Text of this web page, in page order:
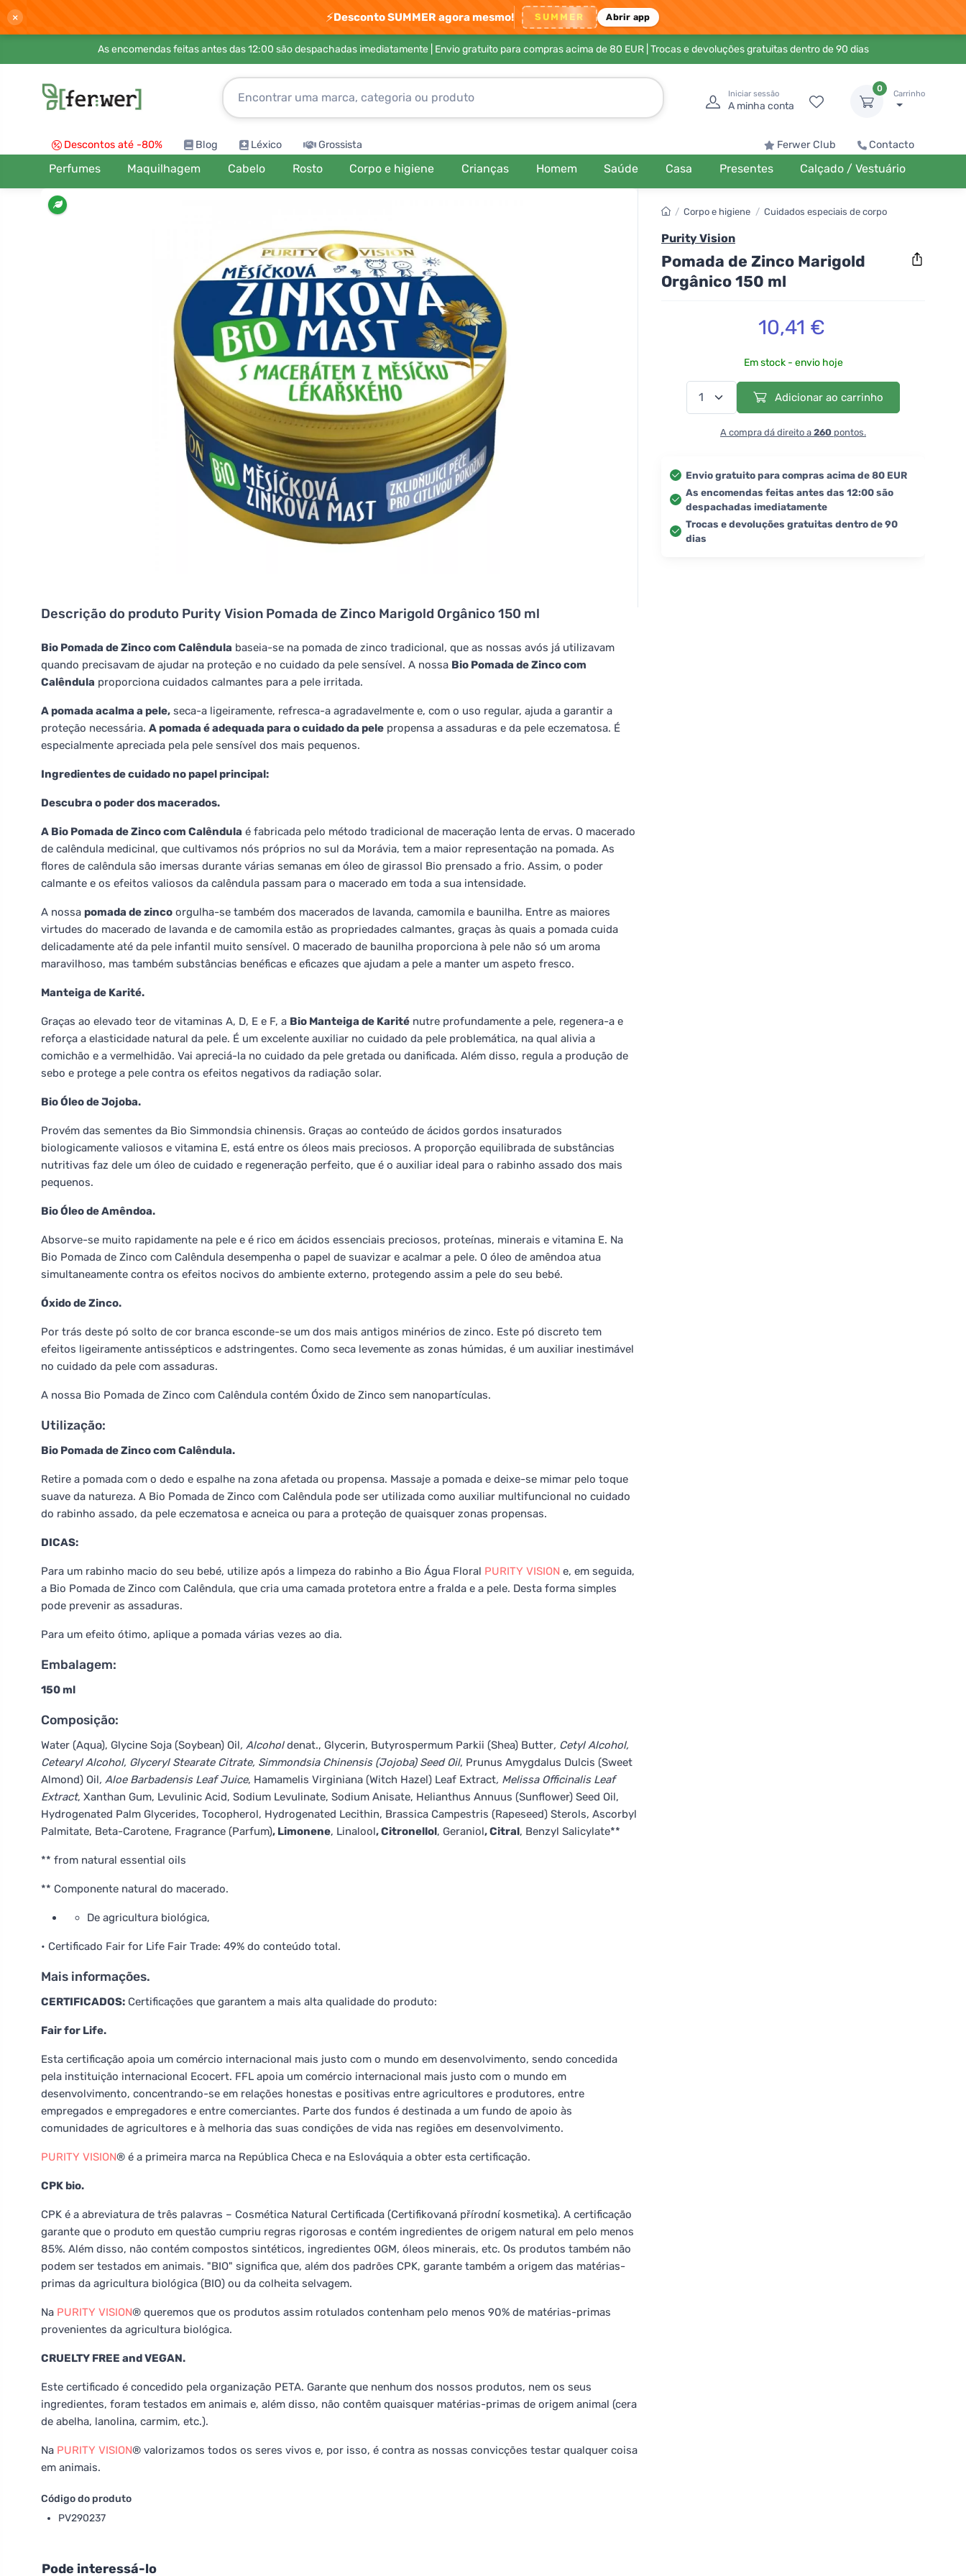
× ⚡Desconto SUMMER agora mesmo! SUMMER Abrir app
As encomendas feitas antes das 12:00 são despachadas imediatamente | Envio gratuito para compras acima de 80 EUR| Trocas e devoluções gratuitas dentro de 90 dias
Iniciar sessão
A minha conta
0
Carrinho
Descontos até -80% Blog Léxico Grossista Ferwer Club Contacto
Perfumes Maquilhagem Cabelo Rosto Corpo e higiene Crianças Homem Saúde Casa Presentes Calçado / Vestuário
Descrição do produto Purity Vision Pomada de Zinco Marigold Orgânico 150 ml
Bio Pomada de Zinco com Calêndula baseia-se na pomada de zinco tradicional, que as nossas avós já utilizavam
quando precisavam de ajudar na proteção e no cuidado da pele sensível. A nossa Bio Pomada de Zinco com
Calêndula proporciona cuidados calmantes para a pele irritada.
A pomada acalma a pele, seca-a ligeiramente, refresca-a agradavelmente e, com o uso regular, ajuda a garantir a
proteção necessária. A pomada é adequada para o cuidado da pele propensa a assaduras e da pele eczematosa. É
especialmente apreciada pela pele sensível dos mais pequenos.
Ingredientes de cuidado no papel principal:
Descubra o poder dos macerados.
A Bio Pomada de Zinco com Calêndula é fabricada pelo método tradicional de maceração lenta de ervas. O macerado
de calêndula medicinal, que cultivamos nós próprios no sul da Morávia, tem a maior representação na pomada. As
flores de calêndula são imersas durante várias semanas em óleo de girassol Bio prensado a frio. Assim, o poder
calmante e os efeitos valiosos da calêndula passam para o macerado em toda a sua intensidade.
A nossa pomada de zinco orgulha-se também dos macerados de lavanda, camomila e baunilha. Entre as maiores
virtudes do macerado de lavanda e de camomila estão as propriedades calmantes, graças às quais a pomada cuida
delicadamente até da pele infantil muito sensível. O macerado de baunilha proporciona à pele não só um aroma
maravilhoso, mas também substâncias benéficas e eficazes que ajudam a pele a manter um aspeto fresco.
Manteiga de Karité.
Graças ao elevado teor de vitaminas A, D, E e F, a Bio Manteiga de Karité nutre profundamente a pele, regenera-a e
reforça a elasticidade natural da pele. É um excelente auxiliar no cuidado da pele problemática, na qual alivia a
comichão e a vermelhidão. Vai apreciá-la no cuidado da pele gretada ou danificada. Além disso, regula a produção de
sebo e protege a pele contra os efeitos negativos da radiação solar.
Bio Óleo de Jojoba.
Provém das sementes da Bio Simmondsia chinensis. Graças ao conteúdo de ácidos gordos insaturados
biologicamente valiosos e vitamina E, está entre os óleos mais preciosos. A proporção equilibrada de substâncias
nutritivas faz dele um óleo de cuidado e regeneração perfeito, que é o auxiliar ideal para o rabinho assado dos mais
pequenos.
Bio Óleo de Amêndoa.
Absorve-se muito rapidamente na pele e é rico em ácidos essenciais preciosos, proteínas, minerais e vitamina E. Na
Bio Pomada de Zinco com Calêndula desempenha o papel de suavizar e acalmar a pele. O óleo de amêndoa atua
simultaneamente contra os efeitos nocivos do ambiente externo, protegendo assim a pele do seu bebé.
Óxido de Zinco.
Por trás deste pó solto de cor branca esconde-se um dos mais antigos minérios de zinco. Este pó discreto tem
efeitos ligeiramente antissépticos e adstringentes. Como seca levemente as zonas húmidas, é um auxiliar inestimável
no cuidado da pele com assaduras.
A nossa Bio Pomada de Zinco com Calêndula contém Óxido de Zinco sem nanopartículas.
Utilização:
Bio Pomada de Zinco com Calêndula.
Retire a pomada com o dedo e espalhe na zona afetada ou propensa. Massaje a pomada e deixe-se mimar pelo toque
suave da natureza. A Bio Pomada de Zinco com Calêndula pode ser utilizada como auxiliar multifuncional no cuidado
do rabinho assado, da pele eczematosa e acneica ou para a proteção de quaisquer zonas propensas.
DICAS:
Para um rabinho macio do seu bebé, utilize após a limpeza do rabinho a Bio Água Floral PURITY VISION e, em seguida,
a Bio Pomada de Zinco com Calêndula, que cria uma camada protetora entre a fralda e a pele. Desta forma simples
pode prevenir as assaduras.
Para um efeito ótimo, aplique a pomada várias vezes ao dia.
Embalagem:
150 ml
Composição:
Water (Aqua), Glycine Soja (Soybean) Oil, Alcoholdenat., Glycerin, Butyrospermum Parkii (Shea) Butter, Cetyl Alcohol,
Cetearyl Alcohol, Glyceryl Stearate Citrate, Simmondsia Chinensis (Jojoba) Seed Oil, Prunus Amygdalus Dulcis (Sweet
Almond) Oil, Aloe Barbadensis Leaf Juice, Hamamelis Virginiana (Witch Hazel) Leaf Extract, Melissa Officinalis Leaf
Extract, Xanthan Gum, Levulinic Acid, Sodium Levulinate, Sodium Anisate, Helianthus Annuus (Sunflower) Seed Oil,
Hydrogenated Palm Glycerides, Tocopherol, Hydrogenated Lecithin, Brassica Campestris (Rapeseed) Sterols, Ascorbyl
Palmitate, Beta-Carotene, Fragrance (Parfum), Limonene, Linalool, Citronellol, Geraniol, Citral, Benzyl Salicylate**
** from natural essential oils
** Componente natural do macerado.
De agricultura biológica,
• Certificado Fair for Life Fair Trade: 49% do conteúdo total.
Mais informações.
CERTIFICADOS: Certificações que garantem a mais alta qualidade do produto:
Fair for Life.
Esta certificação apoia um comércio internacional mais justo com o mundo em desenvolvimento, sendo concedida
pela instituição internacional Ecocert. FFL apoia um comércio internacional mais justo com o mundo em
desenvolvimento, concentrando-se em relações honestas e positivas entre agricultores e produtores, entre
empregados e empregadores e entre comerciantes. Parte dos fundos é destinada a um fundo de apoio às
comunidades de agricultores e à melhoria das suas condições de vida nas regiões em desenvolvimento.
PURITY VISION® é a primeira marca na República Checa e na Eslováquia a obter esta certificação.
CPK bio.
CPK é a abreviatura de três palavras – Cosmética Natural Certificada (Certifikovaná přírodní kosmetika). A certificação
garante que o produto em questão cumpriu regras rigorosas e contém ingredientes de origem natural em pelo menos
85%. Além disso, não contém compostos sintéticos, ingredientes OGM, óleos minerais, etc. Os produtos também não
podem ser testados em animais. "BIO" significa que, além dos padrões CPK, garante também a origem das matérias-
primas da agricultura biológica (BIO) ou da colheita selvagem.
Na PURITY VISION® queremos que os produtos assim rotulados contenham pelo menos 90% de matérias-primas
provenientes da agricultura biológica.
CRUELTY FREE and VEGAN.
Este certificado é concedido pela organização PETA. Garante que nenhum dos nossos produtos, nem os seus
ingredientes, foram testados em animais e, além disso, não contêm quaisquer matérias-primas de origem animal (cera
de abelha, lanolina, carmim, etc.).
Na PURITY VISION® valorizamos todos os seres vivos e, por isso, é contra as nossas convicções testar qualquer coisa
em animais.
Código do produto
PV290237
/ Corpo e higiene / Cuidados especiais de corpo
Purity Vision
Pomada de Zinco Marigold
Orgânico 150 ml
10,41 €
Em stock - envio hoje
Adicionar ao carrinho
A compra dá direito a 260 pontos.
Envio gratuito para compras acima de 80 EUR
As encomendas feitas antes das 12:00 são
despachadas imediatamente
Trocas e devoluções gratuitas dentro de 90
dias
Pode interessá-lo